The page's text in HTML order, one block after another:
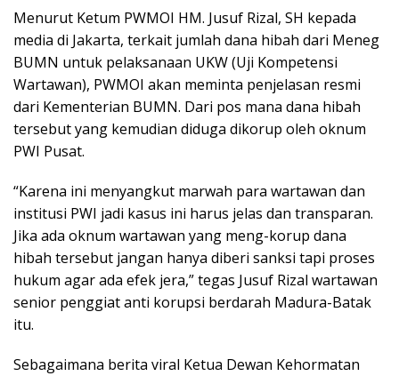
Menurut Ketum PWMOI HM. Jusuf Rizal, SH kepada
media di Jakarta, terkait jumlah dana hibah dari Meneg
BUMN untuk pelaksanaan UKW (Uji Kompetensi
Wartawan), PWMOI akan meminta penjelasan resmi
dari Kementerian BUMN. Dari pos mana dana hibah
tersebut yang kemudian diduga dikorup oleh oknum
PWI Pusat.
“Karena ini menyangkut marwah para wartawan dan
institusi PWI jadi kasus ini harus jelas dan transparan.
Jika ada oknum wartawan yang meng-korup dana
hibah tersebut jangan hanya diberi sanksi tapi proses
hukum agar ada efek jera,” tegas Jusuf Rizal wartawan
senior penggiat anti korupsi berdarah Madura-Batak
itu.
Sebagaimana berita viral Ketua Dewan Kehormatan